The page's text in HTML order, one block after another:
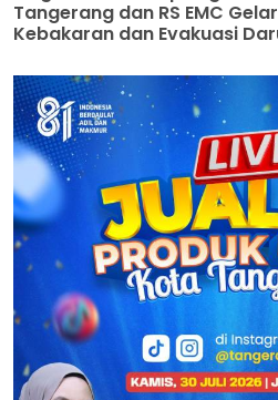
Tangerang dan RS EMC
Kebakaran dan Evakuasi